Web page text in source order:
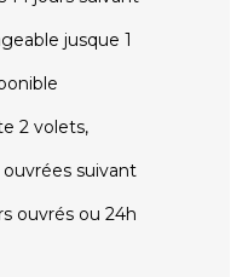
jusque 1
2 volets,
suivant
ouvrés ou 24h